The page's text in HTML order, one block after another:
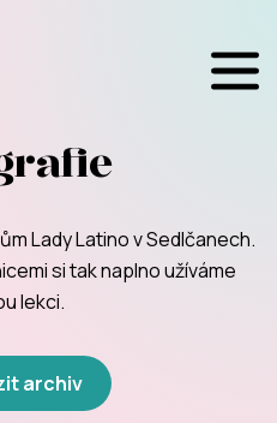
Lady Latino v Sedlčanech.
si tak naplno užíváme
lekci.
archiv